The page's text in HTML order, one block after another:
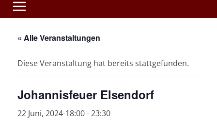
« Alle Veranstaltungen
Diese Veranstaltung hat bereits stattgefunden.
Johannisfeuer Elsendorf
22 Juni, 2024-18:00-23:30